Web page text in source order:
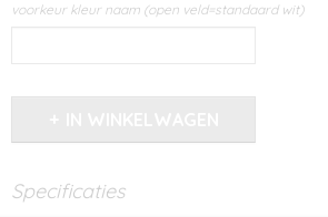
voorkeur kleur naam (open veld=standaard wit)
Specificaties